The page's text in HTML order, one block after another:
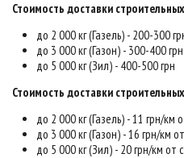
Стоимость доставки
до 2 000 кг (Газель) - 200-300
до 3 000 кг (Газон) - 300-400 грн
до 5 000 кг (Зил) - 400-500 грн
Стоимость доставки
до 2 000 кг (Газель) - 11 грн/км
до 3 000 кг (Газон) - 16 грн/км
до 5 000 кг (Зил) - 20 грн/км от